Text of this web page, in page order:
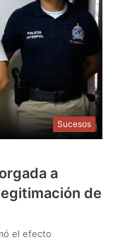
Sucesos
a
de
el efecto